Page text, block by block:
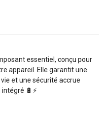
essentiel, conçu pour
appareil. Elle garantit une
et une sécurité accrue
🔋⚡️